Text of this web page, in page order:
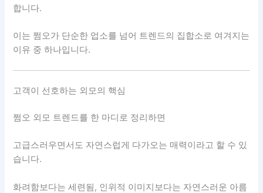
합니다.
이는 쩜오가 단순한 업소를 넘어 트렌드의 집합소로 여겨지는
이유 중 하나입니다.
고객이 선호하는 외모의 핵심
쩜오 외모 트렌드를 한 마디로 정리하면
고급스러우면서도 자연스럽게 다가오는 매력이라고 할 수 있
습니다.
화려함보다는 세련됨, 인위적 이미지보다는 자연스러운 아름